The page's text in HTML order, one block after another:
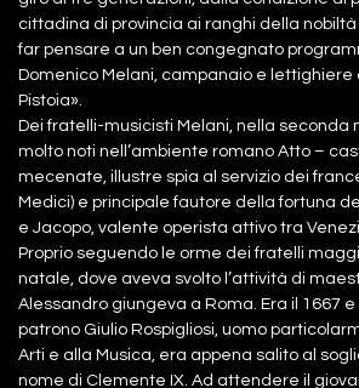
cittadina di provincia ai ranghi della
far pensare a un ben congegnato
Domenico Melani, campanaio e lettighiere
Pistoia».
Dei fratelli-musicisti Melani, nella seconda
molto noti nell’ambiente romano Atto –
mecenate, illustre spia al servizio dei
Medici) e principale fautore della fortuna
e Jacopo, valente operista attivo tra
Proprio seguendo le orme dei fratelli
natale, dove aveva svolto l’attività di
Alessandro giungeva a Roma. Era il 1667
patrono Giulio Rospigliosi, uomo
Arti e alla Musica, era appena salito al
nome di Clemente IX. Ad attendere il